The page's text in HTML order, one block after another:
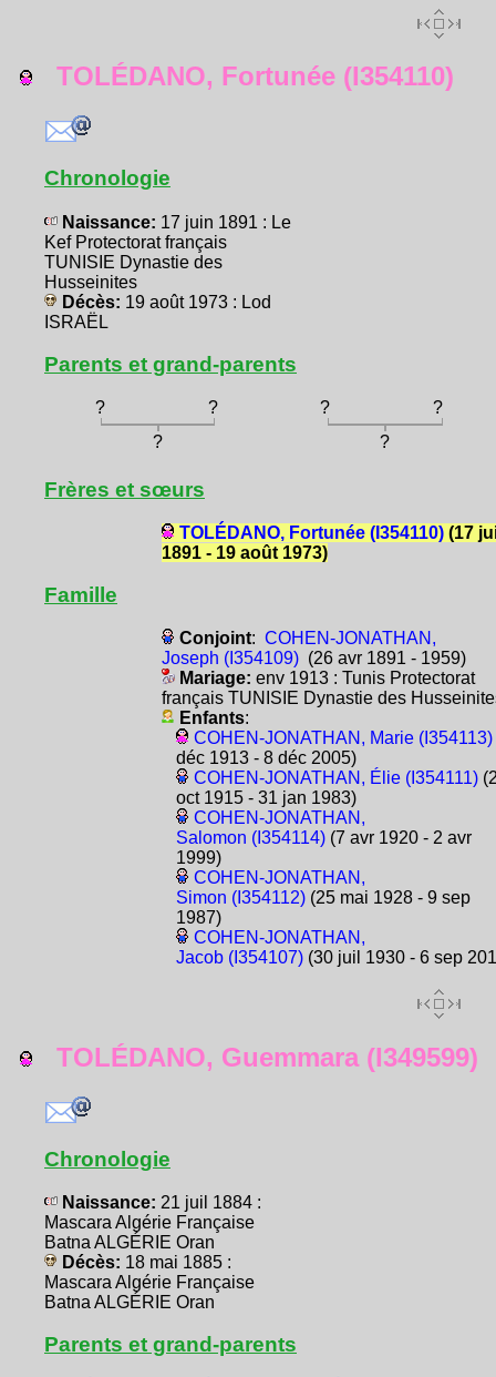
TOLÉDANO, Fortunée (I354110)
Chronologie
Naissance: 17 juin 1891 : Le
Kef Protectorat français
TUNISIE Dynastie des
Husseinites
Décès: 19 août 1973 : Lod
ISRAËL
Parents et grand-parents
? ? ?
?
?
?
Frères et sœurs
TOLÉDANO, Fortunée (I354110)(17
1891 - 19 août 1973)
Famille
Conjoint: COHEN-JONATHAN,
Joseph (I354109)(26 avr 1891 - 1959)
Mariage: env 1913 : Tunis Protectorat
français TUNISIE Dynastie des
Enfants:
COHEN-JONATHAN, Marie (I354113)
déc 1913 - 8 déc 2005)
COHEN-JONATHAN, Élie (I354111)
oct 1915 - 31 jan 1983)
COHEN-JONATHAN,
Salomon (I354114)(7 avr 1920 - 2 avr
1999)
COHEN-JONATHAN,
Simon (I354112)(25 mai 1928 - 9 sep
1987)
COHEN-JONATHAN,
Jacob (I354107)(30 juil 1930 - 6 sep
TOLÉDANO, Guemmara (I349599)
Chronologie
Naissance: 21 juil 1884 :
Mascara Algérie Française
Batna ALGÉRIE Oran
Décès: 18 mai 1885 :
Mascara Algérie Française
Batna ALGÉRIE Oran
Parents et grand-parents